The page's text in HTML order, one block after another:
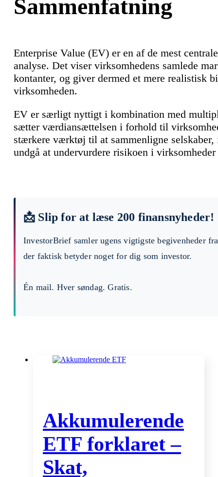
Sammenfatning
Enterprise Value (EV) er en af de mest
analyse. Det viser virksomhedens samlede
kontanter, og giver dermed et mere realistisk
virksomheden.
EV er særligt nyttigt i kombination med
sætter værdiansættelsen i forhold til
stærkere værktøj til at sammenligne
undgå at undervurdere risikoen i
📩 Slip for at læse 200 finansnyheder!
InvestorBrief samler ugens vigtigste begivenheder
der faktisk betyder noget for dig som investor.
Én mail. Hver søndag. Gratis.
Akkumulerende
ETF forklaret –
Skat,